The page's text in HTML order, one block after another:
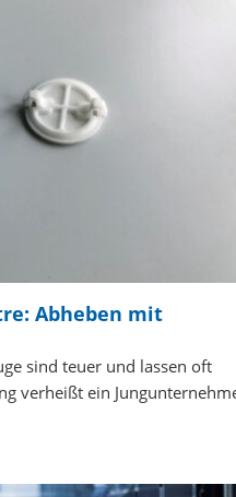
Abheben mit
sind teuer und lassen oft
verheißt ein